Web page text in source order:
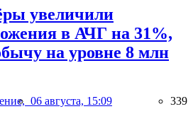
увеличили
в АЧГ на 31%,
на уровне 8 млн
06 августа, 15:09 339